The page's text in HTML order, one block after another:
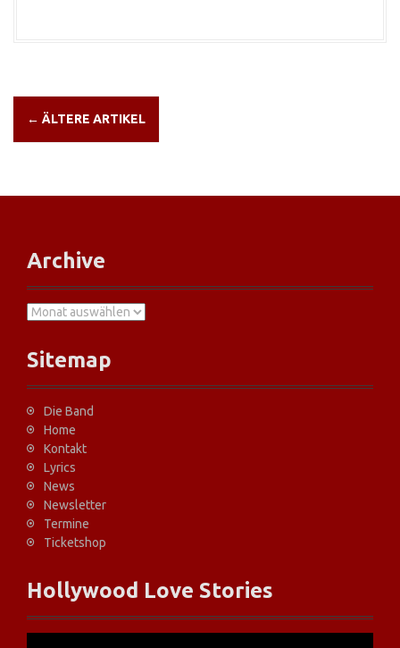
B
e
a
g
s
N
a
v
a
← ÄLTERE ARTIKEL
Archive
A
h
i
v
e
Sitemap
Die Band
Home
Kontakt
Lyrics
News
Newsletter
Termine
Ticketshop
Hollywood Love Stories